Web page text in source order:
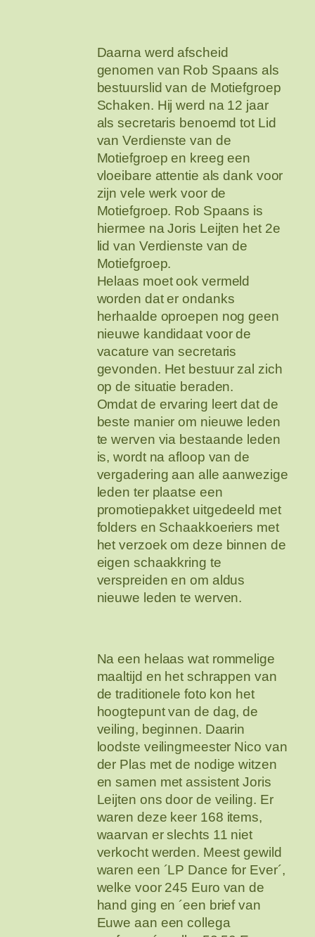
Daarna werd afscheid
genomen van Rob Spaans als
bestuurslid van de Motiefgroep
Schaken. Hij werd na 12 jaar
als secretaris benoemd tot Lid
van Verdienste van de
Motiefgroep en kreeg een
vloeibare attentie als dank voor
zijn vele werk voor de
Motiefgroep. Rob Spaans is
hiermee na Joris Leijten het 2e
lid van Verdienste van de
Motiefgroep.
Helaas moet ook vermeld
worden dat er ondanks
herhaalde oproepen nog geen
nieuwe kandidaat voor de
vacature van secretaris
gevonden. Het bestuur zal zich
op de situatie beraden.
Omdat de ervaring leert dat de
beste manier om nieuwe leden
te werven via bestaande leden
is, wordt na afloop van de
vergadering aan alle aanwezige
leden ter plaatse een
promotiepakket uitgedeeld met
folders en Schaakkoeriers met
het verzoek om deze binnen de
eigen schaakkring te
verspreiden en om aldus
nieuwe leden te werven.
Na een helaas wat rommelige
maaltijd en het schrappen van
de traditionele foto kon het
hoogtepunt van de dag, de
veiling, beginnen. Daarin
loodste veilingmeester Nico van
der Plas met de nodige witzen
en samen met assistent Joris
Leijten ons door de veiling. Er
waren deze keer 168 items,
waarvan er slechts 11 niet
verkocht werden. Meest gewild
waren een ´LP Dance for Ever´,
welke voor 245 Euro van de
hand ging en ´een brief van
Euwe aan een collega